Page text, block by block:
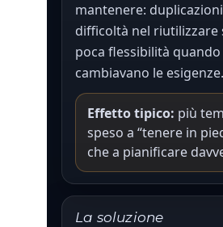
mantenere:
difficoltà nel riutilizzare
poca flessibilità quando
cambiavano le esigenze.
Effetto tipico: più
speso a “tenere in
che a pianificare
La soluzione